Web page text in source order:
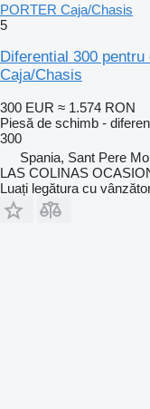
PORTER Caja/Chasis
5
Diferential 300
Caja/Chasis
300 EUR ≈ 1.574 RON
Piesă de schimb -
300
Spania, Sant Pere
LAS COLINAS
Luați legătura cu